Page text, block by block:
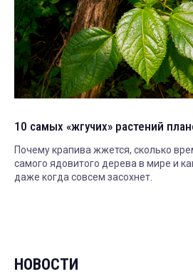
10 самых «жгучих» растений
Почему крапива жжется, сколько
самого ядовитого дерева в мире и
даже когда совсем засохнет.
НОВОСТИ